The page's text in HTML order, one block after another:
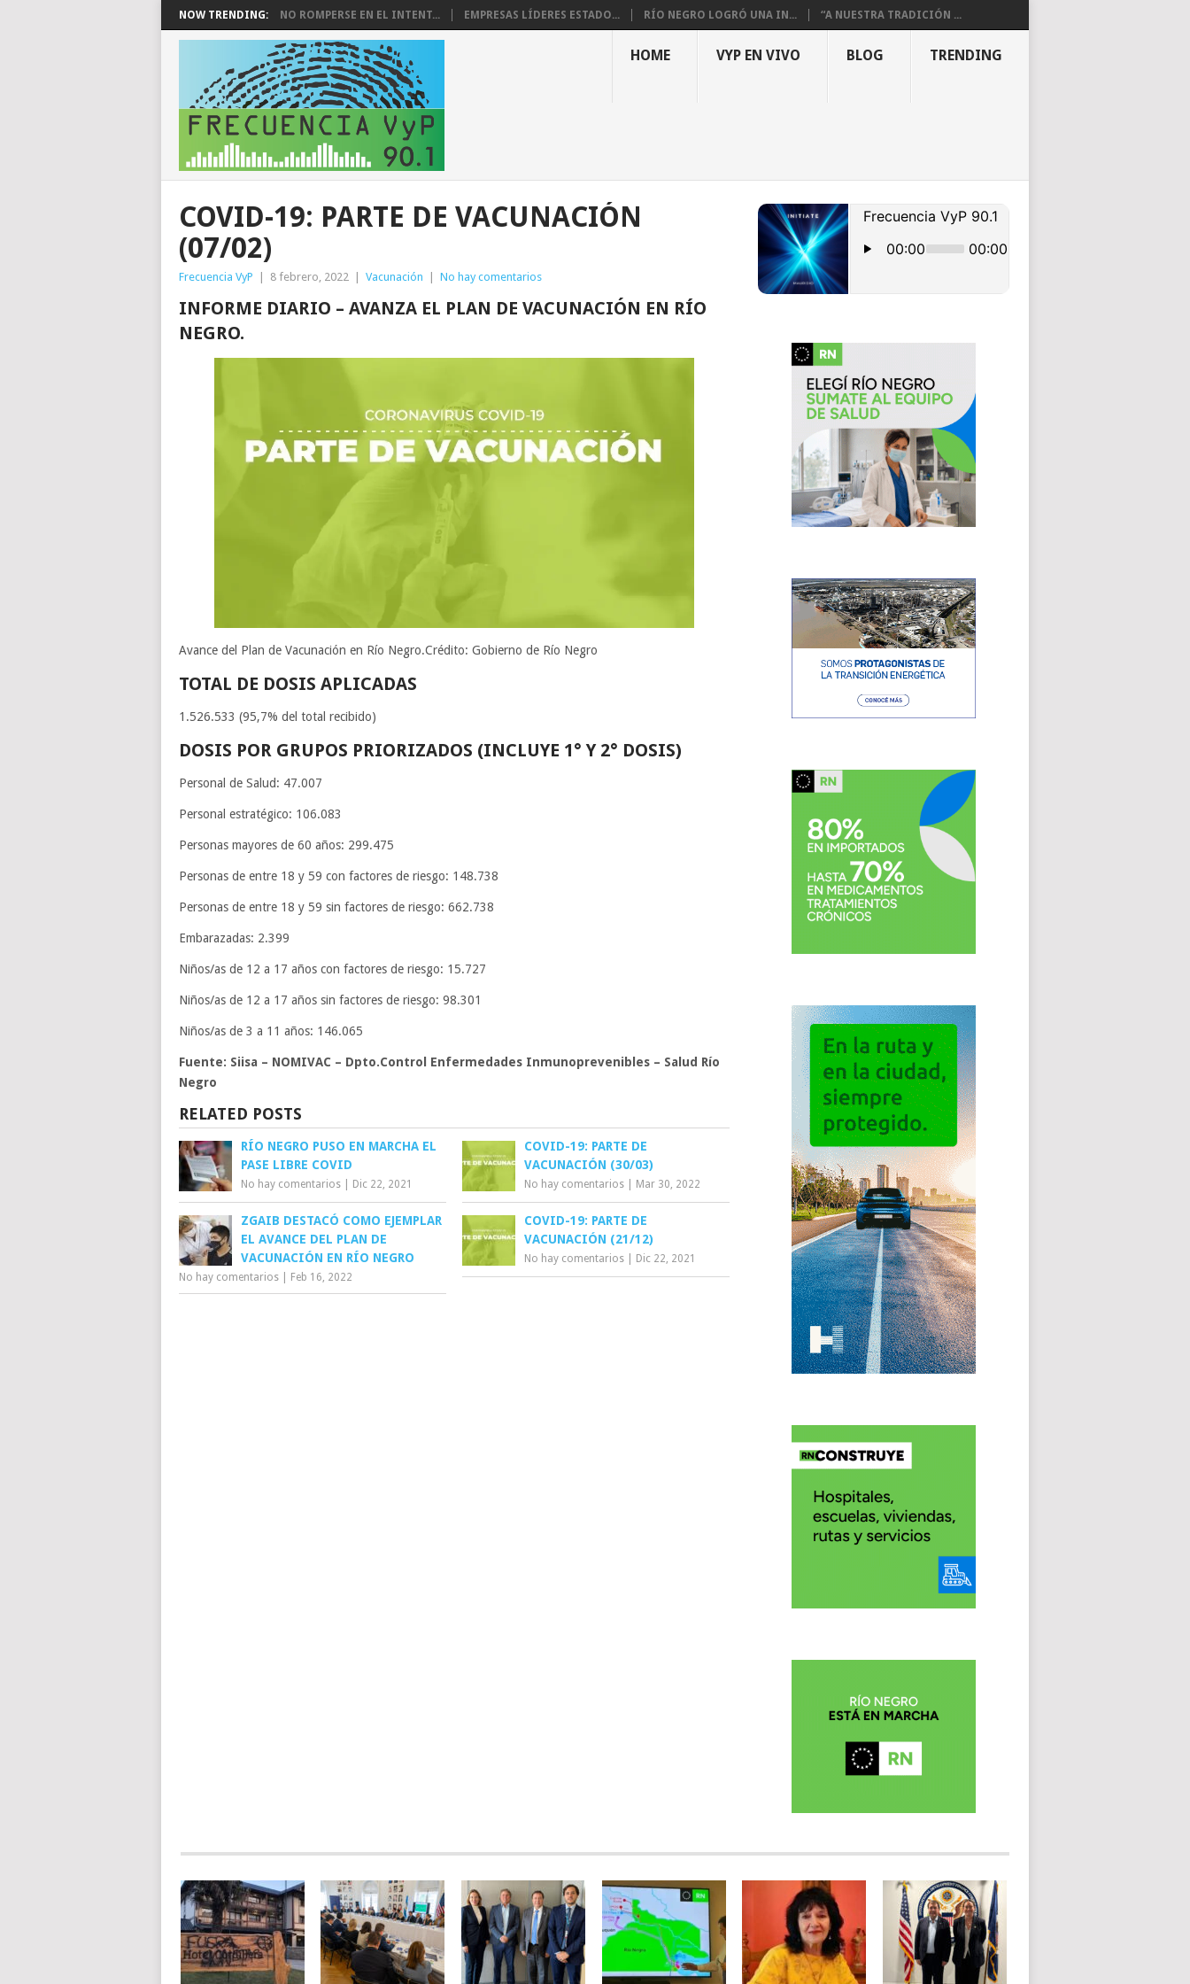
NOW TRENDING: NO ROMPERSE EN EL INTENT... EMPRESAS LÍDERES ESTADO... RÍO NEGRO LOGRÓ UNA IN... “A NUESTRA TRADICIÓN ...
HOME VYP EN VIVO BLOG TRENDING
COVID-19: PARTE DE VACUNACIÓN
(07/02)
Frecuencia VyP 8 febrero, 2022 Vacunación No hay comentarios
INFORME DIARIO – AVANZA EL PLAN DE VACUNACIÓN EN RÍO
NEGRO.
Avance del Plan de Vacunación en Río Negro.Crédito: Gobierno de Río Negro
TOTAL DE DOSIS APLICADAS
1.526.533 (95,7% del total recibido)
DOSIS POR GRUPOS PRIORIZADOS (INCLUYE 1° Y 2° DOSIS)
Personal de Salud: 47.007
Personal estratégico: 106.083
Personas mayores de 60 años: 299.475
Personas de entre 18 y 59 con factores de riesgo: 148.738
Personas de entre 18 y 59 sin factores de riesgo: 662.738
Embarazadas: 2.399
Niños/as de 12 a 17 años con factores de riesgo: 15.727
Niños/as de 12 a 17 años sin factores de riesgo: 98.301
Niños/as de 3 a 11 años: 146.065
Fuente: Siisa – NOMIVAC – Dpto.Control Enfermedades Inmunoprevenibles – Salud Río
Negro
RELATED POSTS
RÍO NEGRO PUSO EN MARCHA EL
PASE LIBRE COVID
No hay comentarios Dic 22, 2021
COVID-19: PARTE DE
VACUNACIÓN (30/03)
No hay comentarios Mar 30, 2022
ZGAIB DESTACÓ COMO EJEMPLAR
EL AVANCE DEL PLAN DE
VACUNACIÓN EN RÍO NEGRO
No hay comentarios Feb 16, 2022
COVID-19: PARTE DE
VACUNACIÓN (21/12)
No hay comentarios Dic 22, 2021